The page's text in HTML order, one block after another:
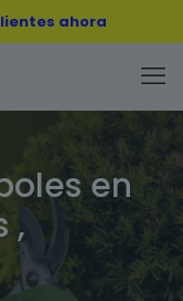
ahora
en
,